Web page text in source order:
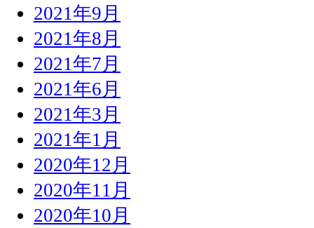
2021年9月
2021年8月
2021年7月
2021年6月
2021年3月
2021年1月
2020年12月
2020年11月
2020年10月